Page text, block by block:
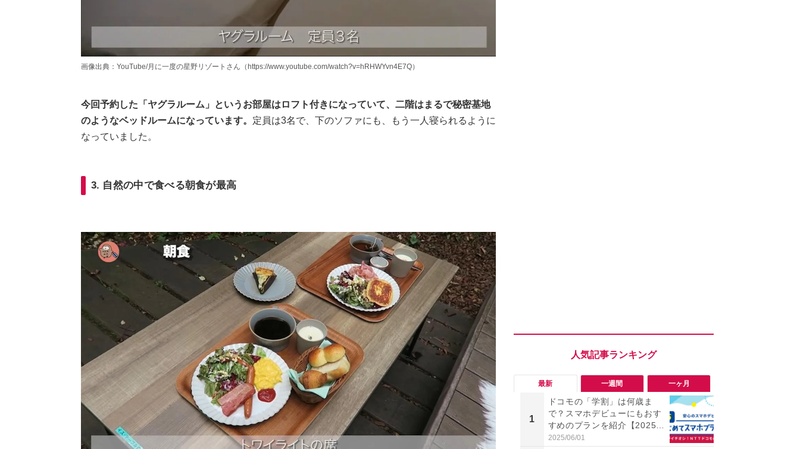
画像出典：YouTube/月に一度の星野リゾートさん（https://www.youtube.com/watch?v=hRHWYvn4E7Q）
今回予約した「ヤグラルーム」というお部屋はロフト付きになっていて、二階はまるで秘密基地
のようなベッドルームになっています。 定員は3名で、下のソファにも、もう一人寝られるように
なっていました。
3. 自然の中で食べる朝食が最高
最新 一週間 一ヶ月
1
ドコモの「学割」は何歳ま
で？スマホデビューにもおす
すめのプランを紹介【2025年
最新】
2025/06/01